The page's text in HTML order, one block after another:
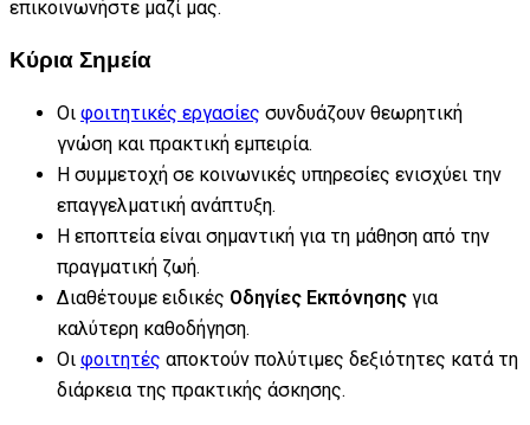
επικοινωνήστε μαζί μας.
Κύρια Σημεία
Οι φοιτητικές εργασίες συνδυάζουν θεωρητική
γνώση και πρακτική εμπειρία.
Η συμμετοχή σε κοινωνικές υπηρεσίες ενισχύει την
επαγγελματική ανάπτυξη.
Η εποπτεία είναι σημαντική για τη μάθηση από την
πραγματική ζωή.
Διαθέτουμε ειδικές Οδηγίες Εκπόνησης για
καλύτερη καθοδήγηση.
Οι φοιτητές αποκτούν πολύτιμες δεξιότητες κατά τη
διάρκεια της πρακτικής άσκησης.